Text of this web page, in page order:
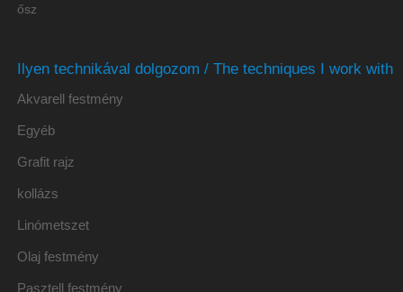
ősz
Ilyen technikával dolgozom / The techniques I work with
Akvarell festmény
Egyéb
Grafit rajz
kollázs
Linómetszet
Olaj festmény
Pasztell festmény